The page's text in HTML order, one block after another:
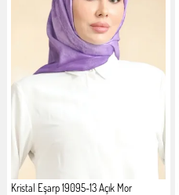
Kristal Eşarp 19095-13 Açık Mor